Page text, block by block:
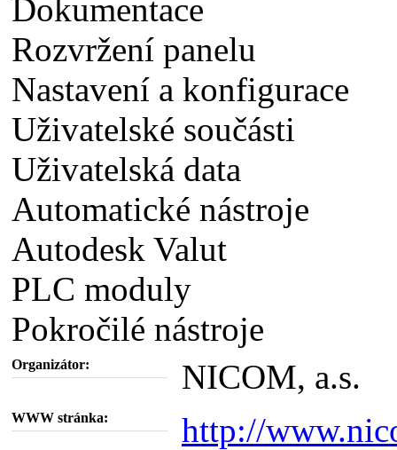
Dokumentace
Rozvržení panelu
Nastavení a konfigurace
Uživatelské součásti
Uživatelská data
Automatické nástroje
Autodesk Valut
PLC moduly
Pokročilé nástroje
Organizátor: NICOM, a.s.
WWW stránka: http://